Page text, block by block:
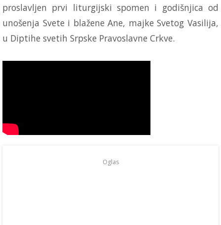
proslavljen prvi liturgijski spomen i godišnjica od
unošenja Svete i blažene Ane, majke Svetog Vasilija,
u Diptihe svetih Srpske Pravoslavne Crkve.
Oglas